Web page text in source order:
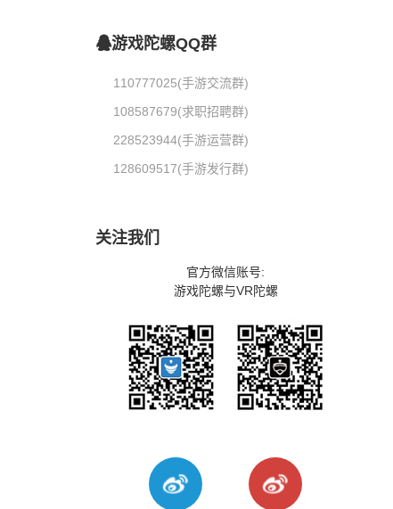
游戏陀螺QQ群
110777025(手游交流群)
108587679(求职招聘群)
228523944(手游运营群)
128609517(手游发行群)
关注我们
官方微信账号:
游戏陀螺与VR陀螺